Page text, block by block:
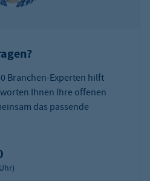
Branchen-Experten hilft
Ihnen Ihre offenen
das passende